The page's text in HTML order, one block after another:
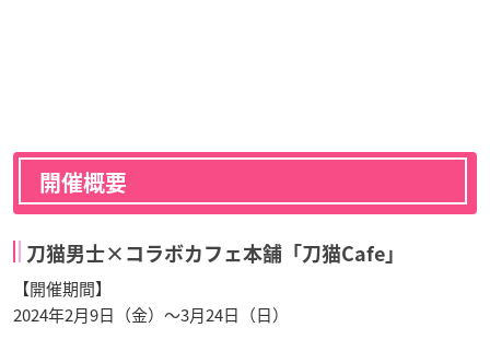
開催概要
刀猫男士×コラボカフェ本舗「刀猫Cafe」
【開催期間】
2024年2月9日（金）～3月24日（日）